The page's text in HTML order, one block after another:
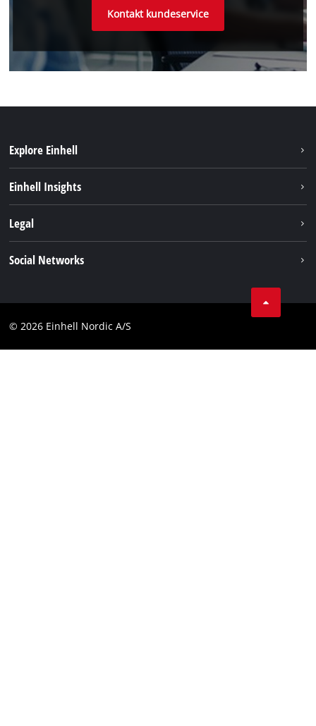
Kontakt kundeservice
Explore Einhell
Service
Einhell Insights
Legal
Compliance
Social Networks
© 2026 Einhell Nordic A/S